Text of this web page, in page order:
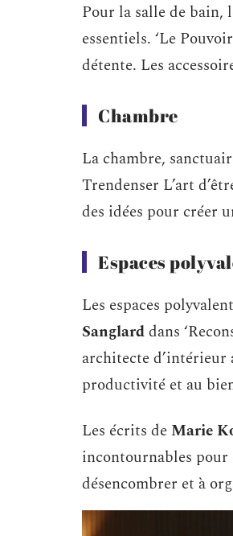
Pour la salle de bain,
essentiels. ‘Le
détente. Les
Chambre
La chambre,
Trendenser L’art
des idées pour créer
Espaces
Les espaces
Sanglarddans
architecte d’intérieur
productivité et au
Les écrits de Marie
incontournables pour
désencombrer et à